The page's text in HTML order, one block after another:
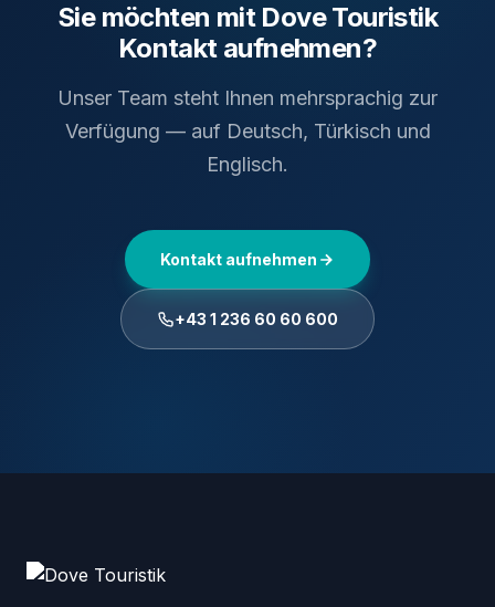
Sie möchten mit Dove Touristik
Kontakt aufnehmen?
Unser Team steht Ihnen mehrsprachig zur
Verfügung — auf Deutsch, Türkisch und
Englisch.
Kontakt aufnehmen
+43 1 236 60 60 600